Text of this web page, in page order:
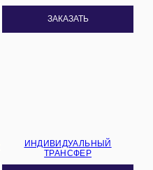
ЗАКАЗАТЬ
ИНДИВИДУАЛЬНЫЙ
ТРАНСФЕР